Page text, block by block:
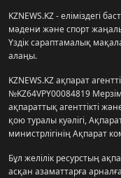
KZNEWS.KZ - еліміздегі
мәдени және спорт
Үздік сараптамалық
алаңы.
KZNEWS.KZ ақпарат
№KZ64VPY00084819
ақпараттық агенттікті
қою туралы куәлігі,
министрлігінің Ақпарат
Бұл желілік ресурстың
асқан азаматтарға